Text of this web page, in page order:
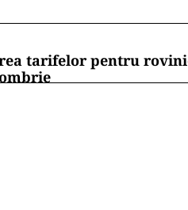
tarifelor pentru